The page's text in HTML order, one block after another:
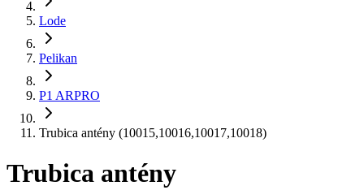
Lode
Pelikan
P1 ARPRO
Trubica antény (10015,10016,10017,10018)
Trubica antény